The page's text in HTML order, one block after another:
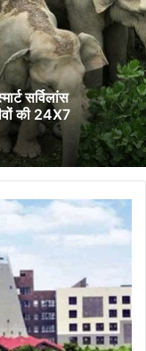
सर्विलांस
की 24X7